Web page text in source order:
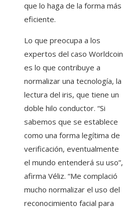
que lo haga de la forma más
eficiente.
Lo que preocupa a los
expertos del caso Worldcoin
es lo que contribuye a
normalizar una tecnología, la
lectura del iris, que tiene un
doble hilo conductor. “Si
sabemos que se establece
como una forma legítima de
verificación, eventualmente
el mundo entenderá su uso”,
afirma Véliz. “Me complació
mucho normalizar el uso del
reconocimiento facial para